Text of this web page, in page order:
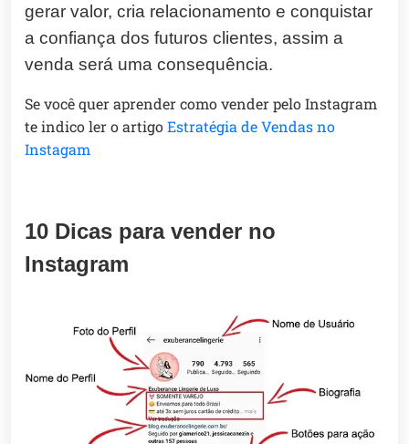
gerar valor, cria relacionamento e conquistar
a confiança dos futuros clientes, assim a
venda será uma consequência.
Se você quer aprender como vender pelo Instagram
te indico ler o artigoEstratégia de Vendas no
Instagam
10 Dicas para vender no
Instagram